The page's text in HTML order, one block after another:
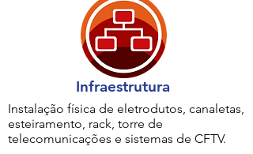
Infraestrutura
Instalação física de eletrodutos, canaletas,
esteiramento, rack, torre de
telecomunicações e sistemas de CFTV.